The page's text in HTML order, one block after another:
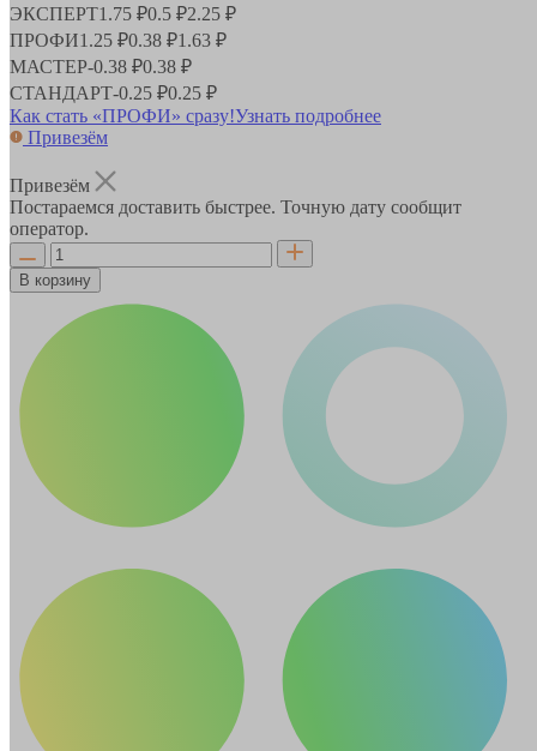
ЭКСПЕРТ1.75 ₽0.5 ₽2.25 ₽
ПРОФИ1.25 ₽0.38 ₽1.63 ₽
МАСТЕР-0.38 ₽0.38 ₽
СТАНДАРТ-0.25 ₽0.25 ₽
Как стать «ПРОФИ» сразу!Узнать подробнее
Привезём
Привезём
Постараемся доставить быстрее. Точную дату сообщит
оператор.
В корзину